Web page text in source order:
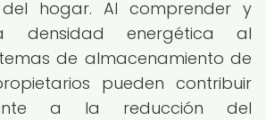
del hogar. Al comprender y
densidad energética al
de almacenamiento de
pueden contribuir
a la reducción del